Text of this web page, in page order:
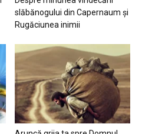
slăbănogului din Capernaum și
Rugăciunea inimii